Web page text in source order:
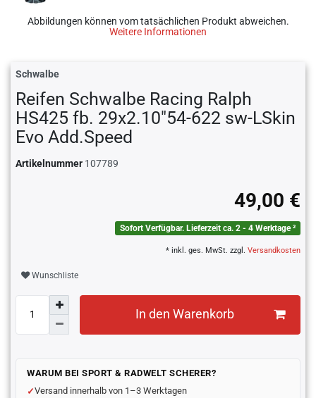
Abbildungen können vom tatsächlichen Produkt abweichen.
Weitere Informationen
Schwalbe
Reifen Schwalbe Racing Ralph
HS425 fb. 29x2.10"54-622 sw-LSkin
Evo Add.Speed
Artikelnummer 107789
49,00 €
Sofort Verfügbar. Lieferzeit ca. 2 - 4 Werktage ²
* inkl. ges. MwSt. zzgl. Versandkosten
Wunschliste
In den Warenkorb
WARUM BEI SPORT & RADWELT SCHERER?
Versand innerhalb von 1–3 Werktagen